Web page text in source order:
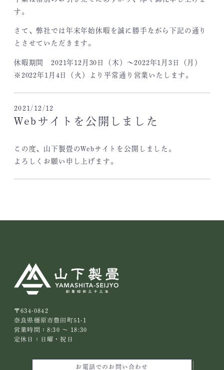
す。
さて、弊社では年末年始休暇を誠に勝手ながら下記の通り
とさせていただきます。
休暇期間 2021年12月30日（木）～2022年1月3日（月）
※2022年1月4日（火）より平常通り営業いたします。
2021/12/12
Webサイトを公開しました
この度、山下製畳のWebサイトを公開しました。
よろしくお願い申し上げます。
〒634-0842
奈良県橿原市豊田町51-1
営業時間：8:30 ～ 18:30
定休日：日曜・祝日
お電話でのお問い合わせ